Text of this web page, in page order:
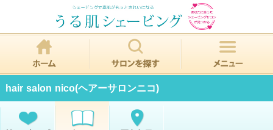
hair salon nico(ヘアーサロンニコ)